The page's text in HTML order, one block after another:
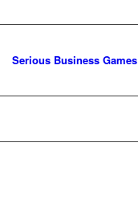
Serious Business Games